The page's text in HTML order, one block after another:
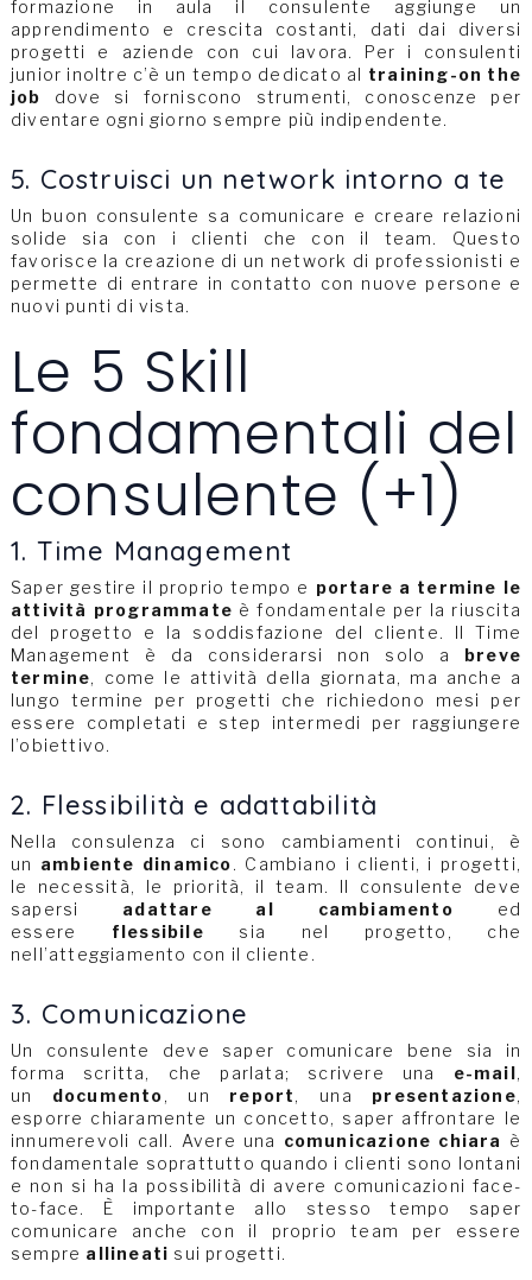
formazione in aula il consulente aggiunge un
apprendimento e crescita costanti, dati dai diversi
progetti e aziende con cui lavora. Per i consulenti
junior inoltre c’è un tempo dedicato al training-on the
job dove si forniscono strumenti, conoscenze per
diventare ogni giorno sempre più indipendente.
5. Costruisci un network intorno a te
Un buon consulente sa comunicare e creare relazioni
solide sia con i clienti che con il team. Questo
favorisce la creazione di un network di professionisti e
permette di entrare in contatto con nuove persone e
nuovi punti di vista.
Le 5 Skill
fondamentali del
consulente (+1)
1. Time Management
Saper gestire il proprio tempo e portare a termine le
attività programmate è fondamentale per la riuscita
del progetto e la soddisfazione del cliente. Il Time
Management è da considerarsi non solo a breve
termine, come le attività della giornata, ma anche a
lungo termine per progetti che richiedono mesi per
essere completati e step intermedi per raggiungere
l’obiettivo.
2. Flessibilità e adattabilità
Nella consulenza ci sono cambiamenti continui, è
un ambiente dinamico. Cambiano i clienti, i progetti,
le necessità, le priorità, il team. Il consulente deve
sapersi adattare al cambiamento ed
essere flessibile sia nel progetto, che
nell’atteggiamento con il cliente.
3. Comunicazione
Un consulente deve saper comunicare bene sia in
forma scritta, che parlata; scrivere una e-mail,
un documento, un report, una presentazione,
esporre chiaramente un concetto, saper affrontare le
innumerevoli call. Avere una comunicazione chiara è
fondamentale soprattutto quando i clienti sono lontani
e non si ha la possibilità di avere comunicazioni face-
to-face. È importante allo stesso tempo saper
comunicare anche con il proprio team per essere
sempre allineati sui progetti.